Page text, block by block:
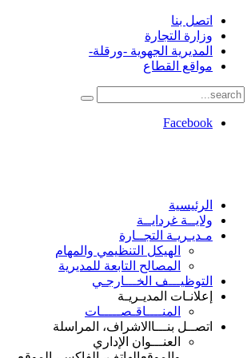
اتصل بنا
وزارة التجارة
المديرية الجهوية -ورقلة-
مواقع القطاع
Facebook
الرئيسية
ولايــة غردايــة
مـديـريـة التجــارة
الهيكل التنظيمي والمهام
المصالح التابعة للمديرية
التوظيـــف الخـــارجـي
إعلانـات المديـريـة
المنــــاقـصـــــات
اتصــل بنـــا الاشراف، المراسلة
العنـــوان الإداري